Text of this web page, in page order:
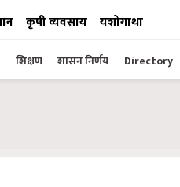
कृषी व्यवसाय यशोगाथा
शिक्षण शासन निर्णय Directory